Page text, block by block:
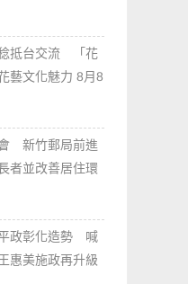
抵台交流 「花
藝文化魅力 8月8
新竹郵局前進
者並改善居住環
政彰化造勢 喊
惠美施政再升級